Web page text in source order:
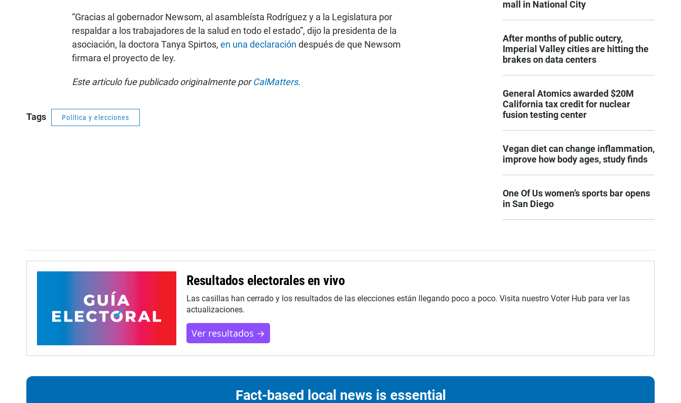
“Gracias al gobernador Newsom, al asambleísta Rodríguez y a la Legislatura por
respaldar a los trabajadores de la salud en todo el estado”, dijo la presidenta de la
asociación, la doctora Tanya Spirtos, en una declaración después de que Newsom
firmara el proyecto de ley.
Este artículo fue publicado originalmente porCalMatters.
Tags Política y elecciones
mall in National City
After months of public outcry,
Imperial Valley cities are hitting the
brakes on data centers
General Atomics awarded $20M
California tax credit for nuclear
fusion testing center
Vegan diet can change inflammation,
improve how body ages, study finds
One Of Us women’s sports bar opens
in San Diego
Resultados electorales en vivo
Las casillas han cerrado y los resultados de las elecciones están llegando poco a poco. Visita nuestro Voter Hub para ver las
actualizaciones.
Ver resultados →
Fact-based local news is essential